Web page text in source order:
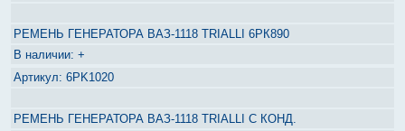
РЕМЕНЬ ГЕНЕРАТОРА ВАЗ-1118 TRIALLI 6РК890
+
6PK1020
РЕМЕНЬ ГЕНЕРАТОРА ВАЗ-1118 TRIALLI С КОНД.